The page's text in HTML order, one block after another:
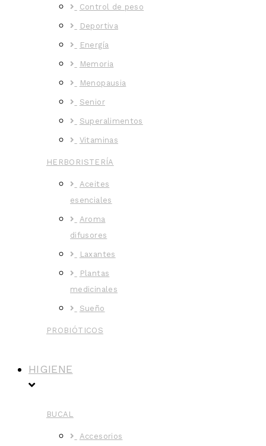
Control de peso
Deportiva
Energía
Memoria
Menopausia
Senior
Superalimentos
Vitaminas
HERBORISTERÍA
Aceites
esenciales
Aroma
difusores
Laxantes
Plantas
medicinales
Sueño
PROBIÓTICOS
HIGIENE
BUCAL
Accesorios